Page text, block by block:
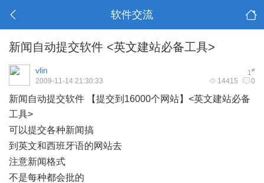
软件交流
新闻自动提交软件 <英文建站必备工具>
1#
vlin
14415 0
2009-11-14 21:30:33
新闻自动提交软件 【提交到16000个网站】<英文建站必备
工具>
可以提交各种新闻搞
到英文和西班牙语的网站去
注意新闻格式
不是每种都会批的